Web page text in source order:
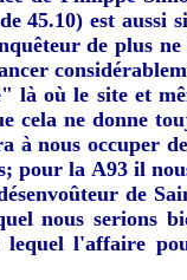
45.10) est aussi
de plus ne
là où le site et
cela ne donne
à nous occuper
pour la A93 il
de
nous serions
l'affaire